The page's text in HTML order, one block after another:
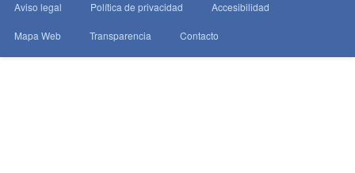
Aviso legal Política de privacidad Accesibilidad
Mapa Web Transparencia Contacto